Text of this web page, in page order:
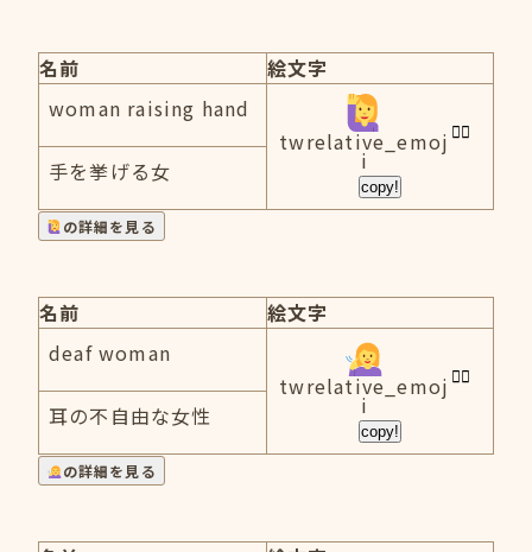
名前
絵文字
woman raising hand
twrelative_emoj
i
copy!
手を挙げる女
の詳細を見る
名前
絵文字
deaf woman
twrelative_emoj
i
copy!
耳の不自由な女性
の詳細を見る